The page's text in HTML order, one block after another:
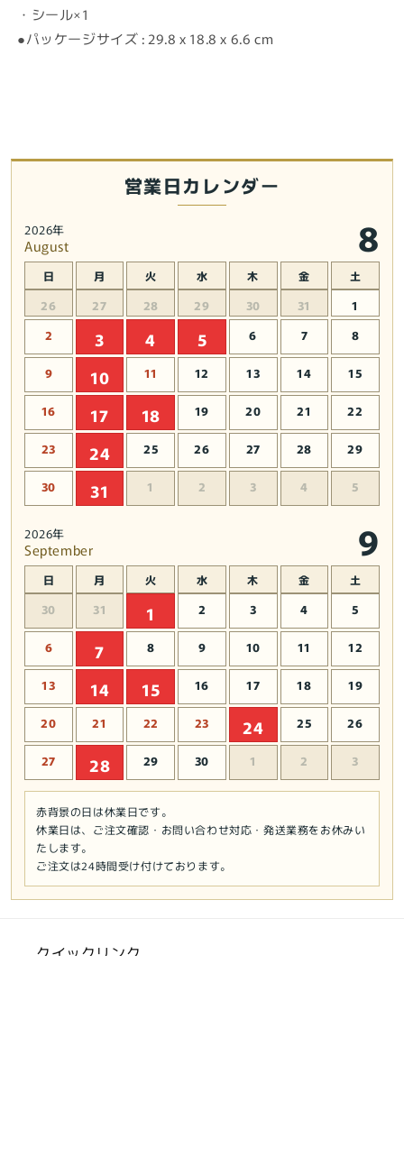
・シール×1
●パッケージサイズ : 29.8 x 18.8 x 6.6 cm
営業日カレンダー
2026年
August 8
日 月 火 水 木 金 土
26 27 28 29 30 31
1
2
3 4 5 6 7 8
9 10 11 12 13 14 15
16 17 18 19 20 21 22
23 24 25 26 27 28 29
30 31 1 2 3 4 5
2026年
September 9
日 月 火 水 木 金 土
30 31 1 2 3 4 5
6 7 8 9 10 11 12
13 14 15 16 17 18 19
20 21 22 23 24 25 26
27 28 29 30 1 2 3
赤背景の日は休業日です。
休業日は、ご注文確認・お問い合わせ対応・発送業務をお休みい
たします。
ご注文は24時間受け付けております。
クイックリンク